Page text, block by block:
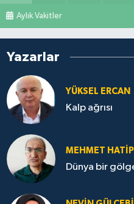
Aylık Vakitler
Yazarlar
YÜKSEL ERCAN
Kalp ağrısı
MEHMET
Dünya bir